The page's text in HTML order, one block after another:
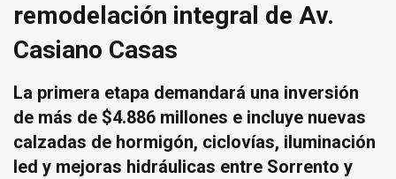
remodelación integral de Av.
Casiano Casas
La primera etapa demandará una inversión
de más de $4.886 millones e incluye nuevas
calzadas de hormigón, ciclovías, iluminación
led y mejoras hidráulicas entre Sorrento y